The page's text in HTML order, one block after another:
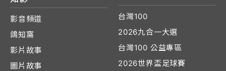
影音頻道
鴿知窩
影片故事
圖片故事
台灣100
2026九合一大選
台灣100 公益專區
2026世界盃足球賽